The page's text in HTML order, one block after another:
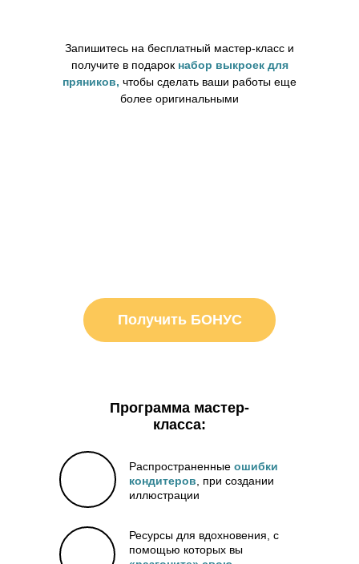
Запишитесь на бесплатный мастер-класс и
получите в подарок набор выкроек для
пряников, чтобы сделать ваши работы еще
более оригинальными
Получить БОНУС
Программа мастер-
класса:
Ресурсы для вдохновения, с
помощью которых вы
Распространенные ошибки
кондитеров , при создании
иллюстрации